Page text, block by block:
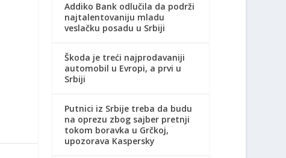
Addiko Bank odlučila da podrži
najtalentovaniju mladu
veslačku posadu u Srbiji
Škoda je treći najprodavaniji
automobil u Evropi, a prvi u
Srbiji
Putnici iz Srbije treba da budu
na oprezu zbog sajber pretnji
tokom boravka u Grčkoj,
upozorava Kaspersky